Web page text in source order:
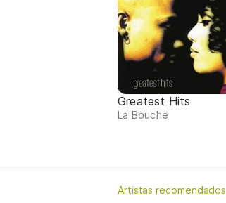
Greatest Hits
La Bouche
Artistas recomendados